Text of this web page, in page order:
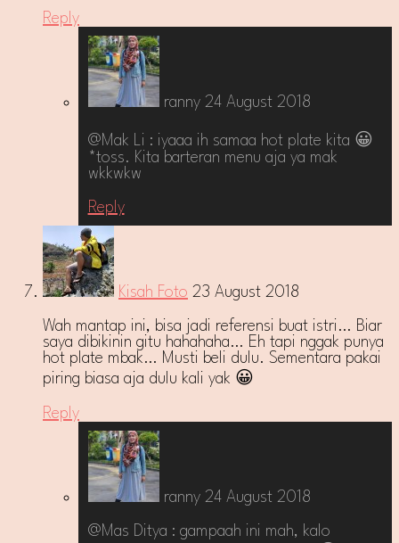
Reply
ranny 24 August 2018
@Mak Li : iyaaa ih samaa hot plate kita 😀
*toss. Kita barteran menu aja ya mak
wkkwkw
Reply
Kisah Foto 23 August 2018
Wah mantap ini, bisa jadi referensi buat istri… Biar
saya dibikinin gitu hahahaha… Eh tapi nggak punya
hot plate mbak… Musti beli dulu. Sementara pakai
piring biasa aja dulu kali yak 😀
Reply
ranny 24 August 2018
@Mas Ditya : gampaah ini mah, kalo